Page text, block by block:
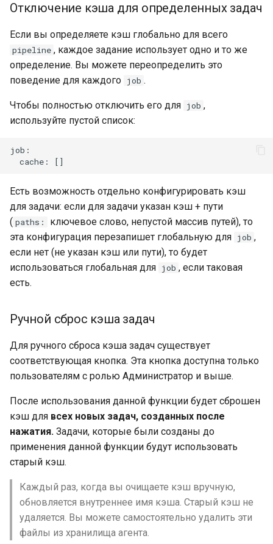
Отключение кэша для определенных задач
Если вы определяете кэш глобально для всего
pipeline , каждое задание использует одно и то же
определение. Вы можете переопределить это
поведение для каждого job .
Чтобы полностью отключить его для job ,
используйте пустой список:
job:
Есть возможность отдельно конфигурировать кэш
для задачи: если для задачи указан кэш + пути
( paths:
ключевое слово, непустой массив путей), то
эта конфигурация перезапишет глобальную для job ,
если нет (не указан кэш или пути), то будет
использоваться глобальная для job , если таковая
есть.
Ручной сброс кэша задач
Для ручного сброса кэша задач существует
соответствующая кнопка. Эта кнопка доступна только
пользователям с ролью Администратор и выше.
После использования данной функции будет сброшен
кэш для всех новых задач, созданных после
нажатия. Задачи, которые были созданы до
применения данной функции будут использовать
старый кэш.
Каждый раз, когда вы очищаете кэш вручную,
обновляется внутреннее имя кэша. Старый кэш не
удаляется. Вы можете самостоятельно удалить эти
файлы из хранилища агента.